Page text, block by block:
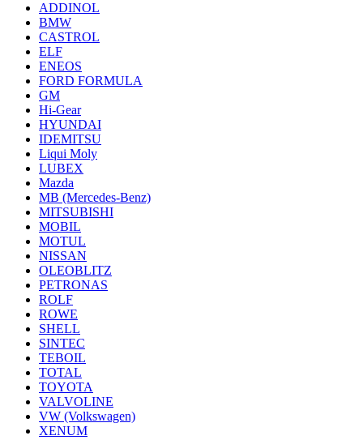
ADDINOL
BMW
CASTROL
ELF
ENEOS
FORD FORMULA
GM
Hi-Gear
HYUNDAI
IDEMITSU
Liqui Moly
LUBEX
Mazda
MB (Mercedes-Вenz)
MITSUBISHI
MOBIL
MOTUL
NISSAN
OLEOBLITZ
PETRONAS
ROLF
ROWE
SHELL
SINTEC
TEBOIL
TOTAL
TOYOTA
VALVOLINE
VW (Volkswagen)
XENUM